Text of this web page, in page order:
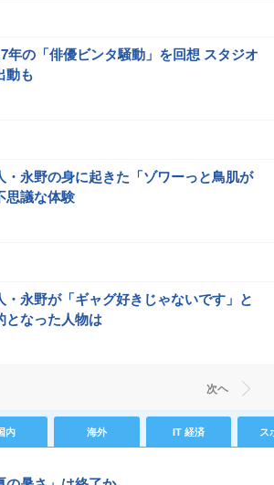
年の「俳優ビンタ騒動」を回想 スタジオ
動も
・永野の身に起きた「ゾワーっと鳥肌が
思議な体験
・永野が「ギャグ好きじゃないです」と
なった人物は
次ヘ
内 海外 IT 経済 ス